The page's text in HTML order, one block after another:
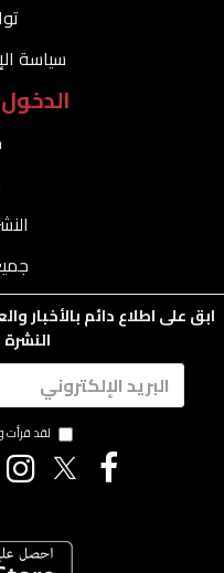
سياسة
ابق على اطلاع دائم بالأخبار
النشرة
لقد